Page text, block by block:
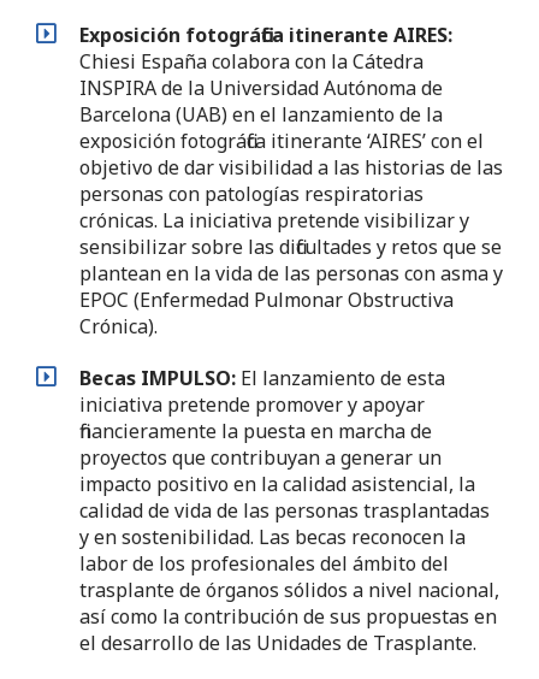
Exposición fotográfica itinerante AIRES:
Chiesi España colabora con la Cátedra
INSPIRA de la Universidad Autónoma de
Barcelona (UAB) en el lanzamiento de la
exposición fotográfica itinerante ‘AIRES’ con el
objetivo de dar visibilidad a las historias de las
personas con patologías respiratorias
crónicas. La iniciativa pretende visibilizar y
sensibilizar sobre las dificultades y retos que se
plantean en la vida de las personas con asma y
EPOC (Enfermedad Pulmonar Obstructiva
Crónica).
Becas IMPULSO:El lanzamiento de esta
iniciativa pretende promover y apoyar
financieramente la puesta en marcha de
proyectos que contribuyan a generar un
impacto positivo en la calidad asistencial, la
calidad de vida de las personas trasplantadas
y en sostenibilidad. Las becas reconocen la
labor de los profesionales del ámbito del
trasplante de órganos sólidos a nivel nacional,
así como la contribución de sus propuestas en
el desarrollo de las Unidades de Trasplante.